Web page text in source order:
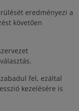
eredményezi a
követően
fel, ezáltal
kezelésére is